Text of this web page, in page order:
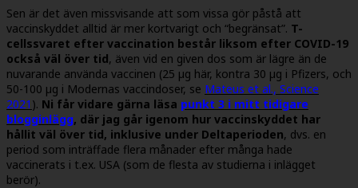
Sen är det även missvisande att som vissa gör påstå att
vaccinskyddet alltid är mer kortvarigt och “begränsat”. T-
cellssvaret efter vaccination består liksom efter COVID-19
också väl över tid, även vid en given dos som är lägre än de
nuvarande använda vaccinen (25 µg här, kontra 30 µg i Pfizers, och
50-100 µg i Modernas vaccindoser, se Mateus et al., Science
2021 ). Ni får vidare gärna läsa punkt 3 i mitt tidigare
blogginlägg, där jag går igenom hur vaccinskyddet har
hållit väl över tid, inklusive under Deltaperioden, dvs. en
period som inträffade flera månader efter många hade
vaccinerats i t.ex. USA (som de flesta av studierna i inlägget
berör).